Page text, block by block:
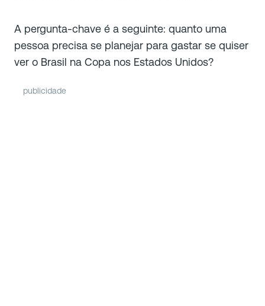
A pergunta-chave é a seguinte: quanto uma
pessoa precisa se planejar para gastar se quiser
ver o Brasil na Copa nos Estados Unidos?
publicidade